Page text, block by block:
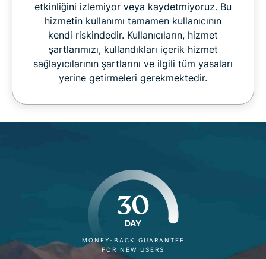
etkinliğini izlemiyor veya kaydetmiyoruz. Bu
hizmetin kullanımı tamamen kullanıcının
kendi riskindedir. Kullanıcıların, hizmet
şartlarımızı, kullandıkları içerik hizmet
sağlayıcılarının şartlarını ve ilgili tüm yasaları
yerine getirmeleri gerekmektedir.
30
DAY
MONEY-BACK GUARANTEE
FOR NEW USERS